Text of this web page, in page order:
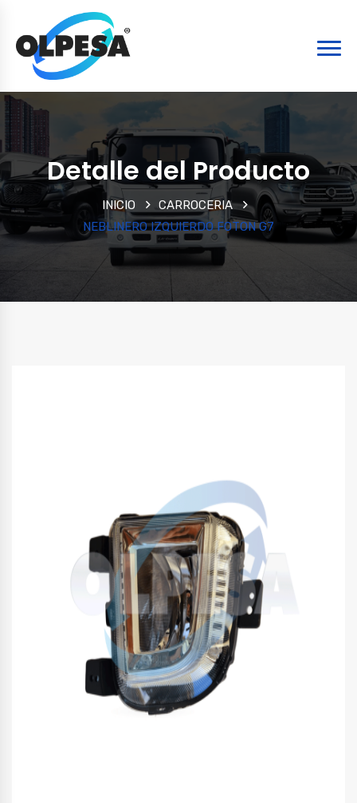
Detalle del Producto
INICIO
CARROCERIA
NEBLINERO IZQUIERDO FOTON G7